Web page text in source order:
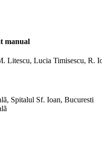
manual
Litescu, Lucia Timisescu, R.
Spitalul Sf. Ioan, Bucuresti